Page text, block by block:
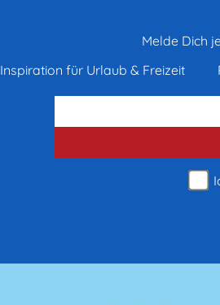
Melde Dich
Inspiration für Urlaub & Freizeit